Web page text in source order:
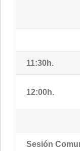
11:30h.
12:00h.
Sesión